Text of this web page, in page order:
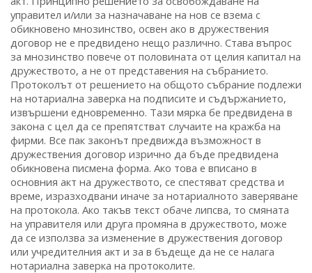
управител и/или за назначаване на нов се взема с
обикновено мнозинство, освен ако в дружествения
договор не е предвидено нещо различно. Става въпрос
за мнозинство повече от половината от целия капитал на
дружеството, а не от представения на събранието.
Протоколът от решението на общото събрание подлежи
на нотариална заверка на подписите и съдържанието,
извършени едновременно. Тази мярка бе предвидена в
закона с цел да се препятстват случаите на кражба на
фирми. Все пак законът предвижда възможност в
дружествения договор изрично да бъде предвидена
обикновена писмена форма. Ако това е вписано в
основния акт на дружеството, се спестяват средства и
време, изразходвани иначе за нотариалното заверяване
на протокола. Ако такъв текст обаче липсва, то смяната
на управителя или друга промяна в дружеството, може
да се използва за изменение в дружествения договор
или учредителния акт и за в бъдеще да не се налага
нотариална заверка на протоколите.